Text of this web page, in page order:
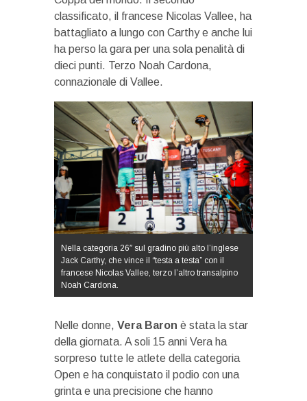
classificato, il francese Nicolas Vallee, ha
battagliato a lungo con Carthy e anche lui
ha perso la gara per una sola penalità di
dieci punti. Terzo Noah Cardona,
connazionale di Vallee.
Nella categoria 26″ sul gradino più alto l’inglese
Jack Carthy, che vince il “testa a testa” con il
francese Nicolas Vallee, terzo l’altro transalpino
Noah Cardona.
Nelle donne, Vera Baron è stata la star
della giornata. A soli 15 anni Vera ha
sorpreso tutte le atlete della categoria
Open e ha conquistato il podio con una
grinta e una precisione che hanno